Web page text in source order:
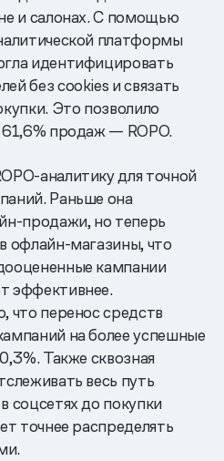
и салонах. С помощью
платформы
идентифицировать
без cookies и связать
Это позволило
продаж — ROPO.
аналитику для точной
Раньше она
продажи, но теперь
офлайн-магазины, что
кампании
эффективнее.
что перенос средств
на более успешные
Также сквозная
весь путь
соцсетях до покупки
точнее распределять